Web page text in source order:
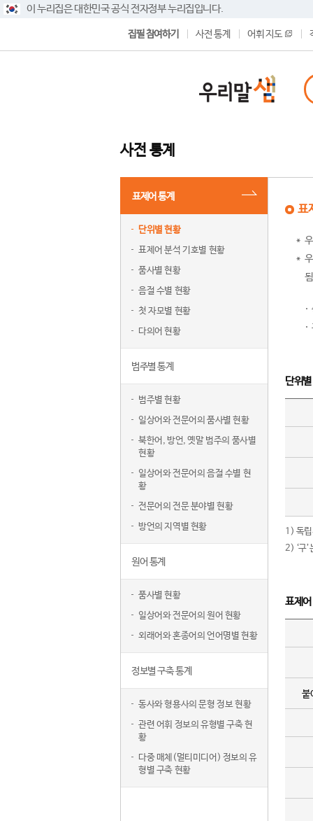
이 누리집은 대한민국 공식 전자정부 누리집입니다.
집필 참여하기 사전 통계 어휘 지도
사전 통계
표제어 통계
단위별 현황
표제어 분석 기호별 현황
품사별 현황
음절 수별 현황
첫 자모별 현황
다의어 현황
범주별 통계
범주별 현황
일상어와 전문어의 품사별 현황
북한어, 방언, 옛말 범주의 품사별
현황
일상어와 전문어의 음절 수별 현
황
전문어의 전문 분야별 현황
방언의 지역별 현황
원어 통계
품사별 현황
일상어와 전문어의 원어 현황
외래어와 혼종어의 언어명별 현황
정보별 구축 통계
동사와 형용사의 문형 정보 현황
관련 어휘 정보의 유형별 구축 현
황
다중 매체(멀티미디어) 정보의 유
형별 구축 현황
표
단위
1) 독립
2) ‘구
표제
붙